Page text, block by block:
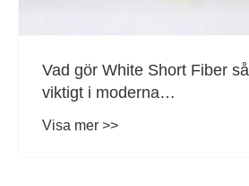
Vad gör White Short Fiber så
viktigt i moderna
Visa mer >>